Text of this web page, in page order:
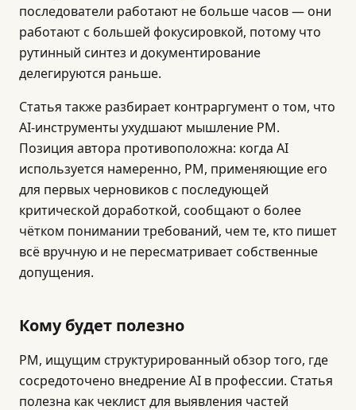
последователи работают не больше часов — они
работают с большей фокусировкой, потому что
рутинный синтез и документирование
делегируются раньше.
Статья также разбирает контраргумент о том, что
AI-инструменты ухудшают мышление PM.
Позиция автора противоположна: когда AI
используется намеренно, PM, применяющие его
для первых черновиков с последующей
критической доработкой, сообщают о более
чётком понимании требований, чем те, кто пишет
всё вручную и не пересматривает собственные
допущения.
Кому будет полезно
PM, ищущим структурированный обзор того, где
сосредоточено внедрение AI в профессии. Статья
полезна как чеклист для выявления частей